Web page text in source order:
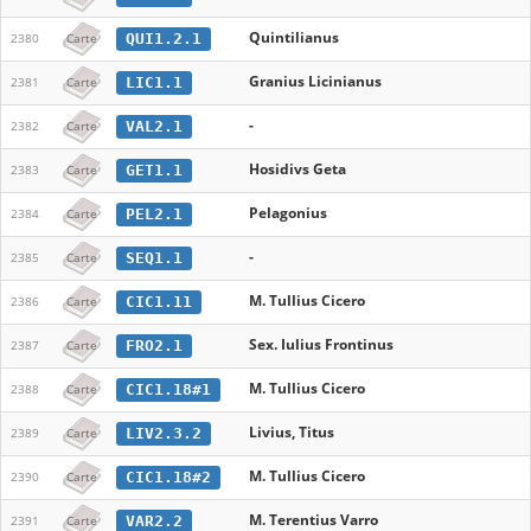
2380 Carte QUI1.2.1 Quintilianus
2381 Carte LIC1.1 Granius Licinianus
2382 Carte VAL2.1 -
2383 Carte GET1.1 Hosidivs Geta
2384 Carte PEL2.1 Pelagonius
2385 Carte SEQ1.1 -
2386 Carte CIC1.11 M. Tullius Cicero
2387 Carte FRO2.1 Sex. Iulius Frontinus
2388 Carte CIC1.18#1 M. Tullius Cicero
2389 Carte LIV2.3.2 Livius, Titus
2390 Carte CIC1.18#2 M. Tullius Cicero
2391 Carte VAR2.2 M. Terentius Varro